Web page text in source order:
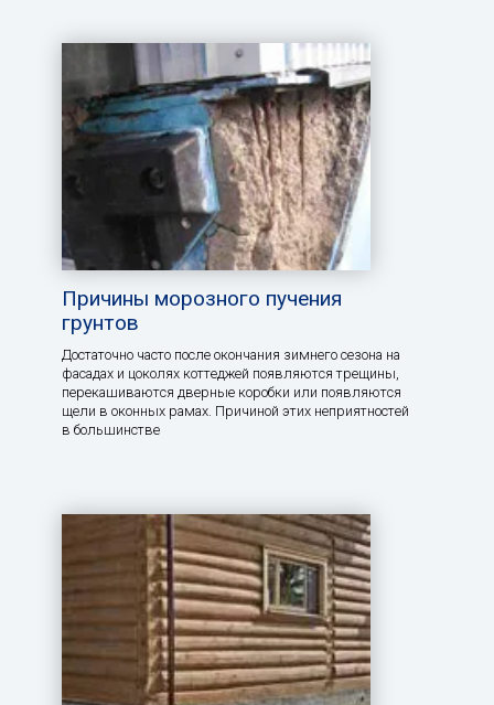
Причины морозного пучения
грунтов
Достаточно часто после окончания зимнего сезона на
фасадах и цоколях коттеджей появляются трещины,
перекашиваются дверные коробки или появляются
щели в оконных рамах. Причиной этих неприятностей
в большинстве